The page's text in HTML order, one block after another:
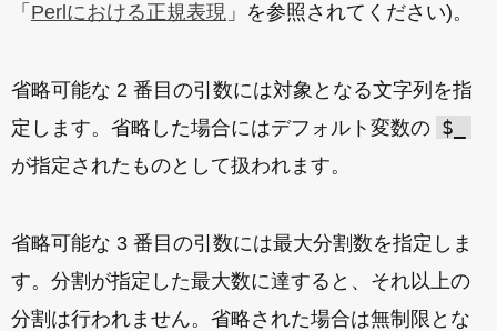
「 Perlにおける正規表現 」を参照されてください)。
省略可能な 2 番目の引数には対象となる文字列を指
定します。省略した場合にはデフォルト変数の $_
が指定されたものとして扱われます。
省略可能な 3 番目の引数には最大分割数を指定しま
す。分割が指定した最大数に達すると、それ以上の
分割は行われません。省略された場合は無制限とな